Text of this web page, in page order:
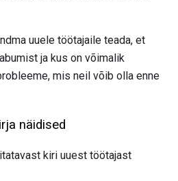
uuele töötajaile teada, et
ja kus on võimalik
mis neil võib olla enne
näidised
kiri uuest töötajast